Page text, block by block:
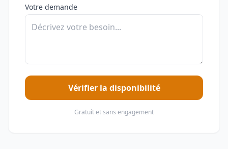
Votre demande
Vérifier la disponibilité
Gratuit et sans engagement